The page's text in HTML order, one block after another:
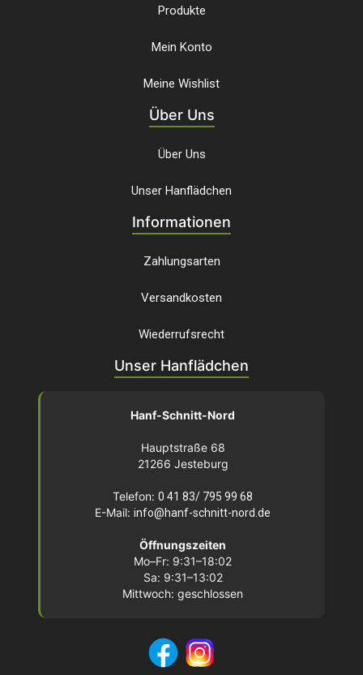
Produkte
Mein Konto
Meine Wishlist
Über Uns
Über Uns
Unser Hanflädchen
Informationen
Zahlungsarten
Versandkosten
Wiederrufsrecht
Unser Hanflädchen
Hanf-Schnitt-Nord
Hauptstraße 68
21266 Jesteburg
Telefon: 0 41 83/ 795 99 68
E-Mail: info@hanf-schnitt-nord.de
Öffnungszeiten
Mo–Fr: 9:31–18:02
Sa: 9:31–13:02
Mittwoch: geschlossen